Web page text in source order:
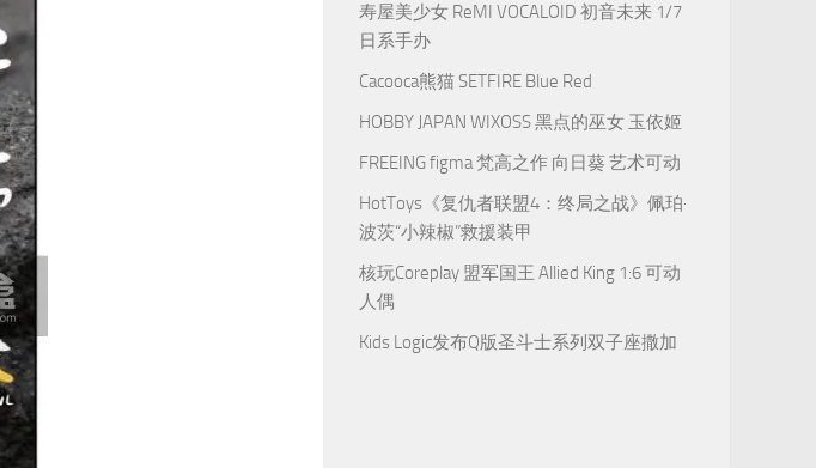
寿屋美少女 ReMI VOCALOID 初音未来 1/7
日系手办
Cacooca熊猫 SETFIRE Blue Red
HOBBY JAPAN WIXOSS 黑点的巫女 玉依姬
FREEING figma 梵高之作 向日葵 艺术可动
HotToys《复仇者联盟4：终局之战》佩珀·
波茨“小辣椒”救援装甲
核玩Coreplay 盟军国王 Allied King 1:6 可动
人偶
Kids Logic发布Q版圣斗士系列双子座撒加